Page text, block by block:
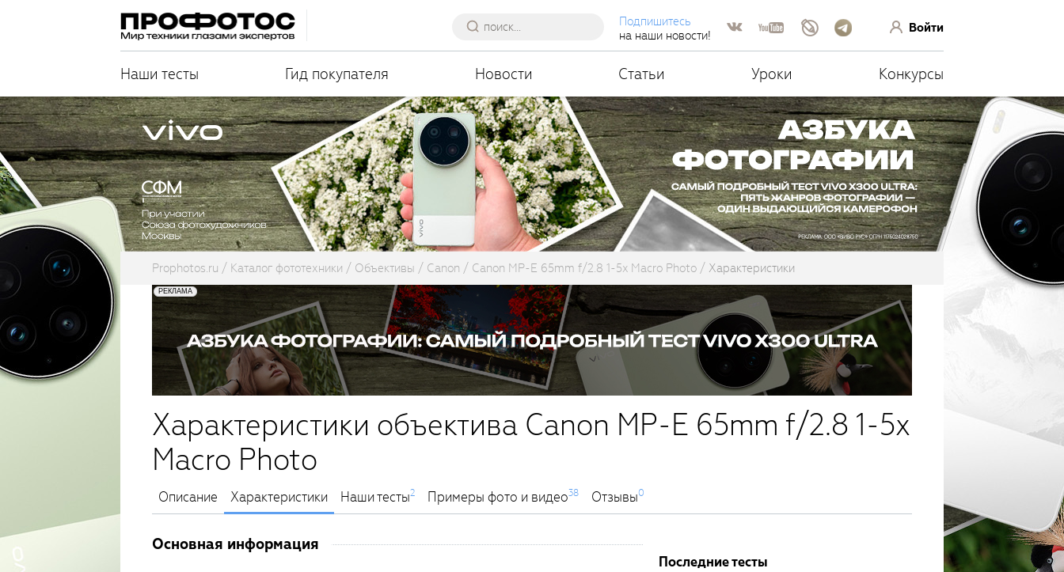
Подпишитесь
на наши новости!
Войти
Наши тесты Гид покупателя Новости Статьи Уроки Конкурсы
Prophotos.ru Каталог фототехники Объективы Canon Canon MP-E 65mm f/2.8 1-5x Macro Photo Характеристики
Характеристики объектива Canon MP-E 65mm f/2.8 1-5x
Macro Photo
Описание Характеристики Наши тесты2 Примеры фото и видео38 Отзывы0
Основная информация
Последние тесты